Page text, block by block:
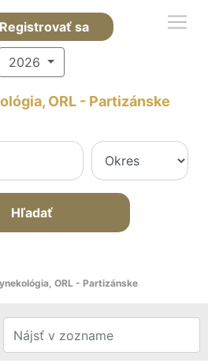
Registrovať sa
2026
ORL - Partizánske
Hľadať
ORL - Partizánske